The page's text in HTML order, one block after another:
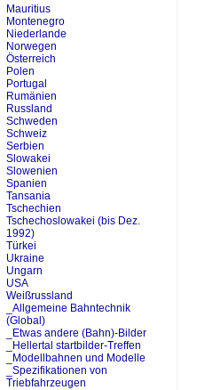
Mauritius
Montenegro
Niederlande
Norwegen
Österreich
Polen
Portugal
Rumänien
Russland
Schweden
Schweiz
Serbien
Slowakei
Slowenien
Spanien
Tansania
Tschechien
Tschechoslowakei (bis Dez.
1992)
Türkei
Ukraine
Ungarn
USA
Weißrussland
_Allgemeine Bahntechnik
(Global)
_Etwas andere (Bahn)-Bilder
_Hellertal startbilder-Treffen
_Modellbahnen und Modelle
_Spezifikationen von
Triebfahrzeugen